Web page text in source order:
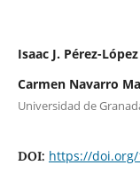
Isaac J. Pérez-López
Carmen Navarro
Universidad de
DOI: https://doi.org/